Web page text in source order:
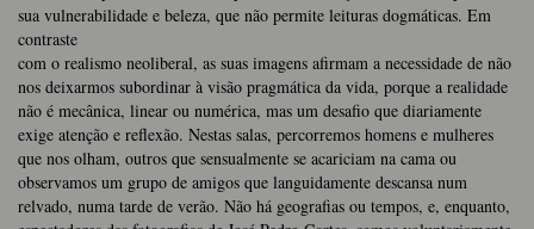
sua vulnerabilidade e beleza, que não permite leituras dogmáticas. Em
contraste
com o realismo neoliberal, as suas imagens afirmam a necessidade de não
nos deixarmos subordinar à visão pragmática da vida, porque a realidade
não é mecânica, linear ou numérica, mas um desafio que diariamente
exige atenção e reflexão. Nestas salas, percorremos homens e mulheres
que nos olham, outros que sensualmente se acariciam na cama ou
observamos um grupo de amigos que languidamente descansa num
relvado, numa tarde de verão. Não há geografias ou tempos, e, enquanto,